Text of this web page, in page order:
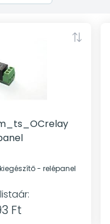
ASC Global OC relay kiegészítő - relépanel
Ft